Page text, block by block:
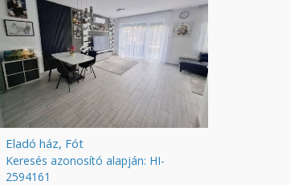
Eladó ház, Fót
Keresés azonosító alapján: HI-
2594161